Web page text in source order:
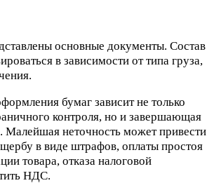
основные документы. Состав
в зависимости от типа груза,
бумаг зависит не только
контроля, но и завершающая
Малейшая неточность может привести
в виде штрафов, оплаты простоя
товара, отказа налоговой
НДС.